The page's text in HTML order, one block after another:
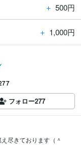
＋ 500円
＋ 1,000円
フォロー277
尽きております（＾